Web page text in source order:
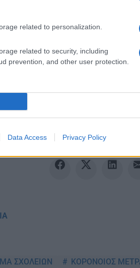
related to personalization.
related to security, including
prevention, and other user protection.
Data Access Privacy Policy
Ακολουθείστε το
ΣΧΟΛΕΙΩΝ ΚΟΡΟΝΟΙΟΣ